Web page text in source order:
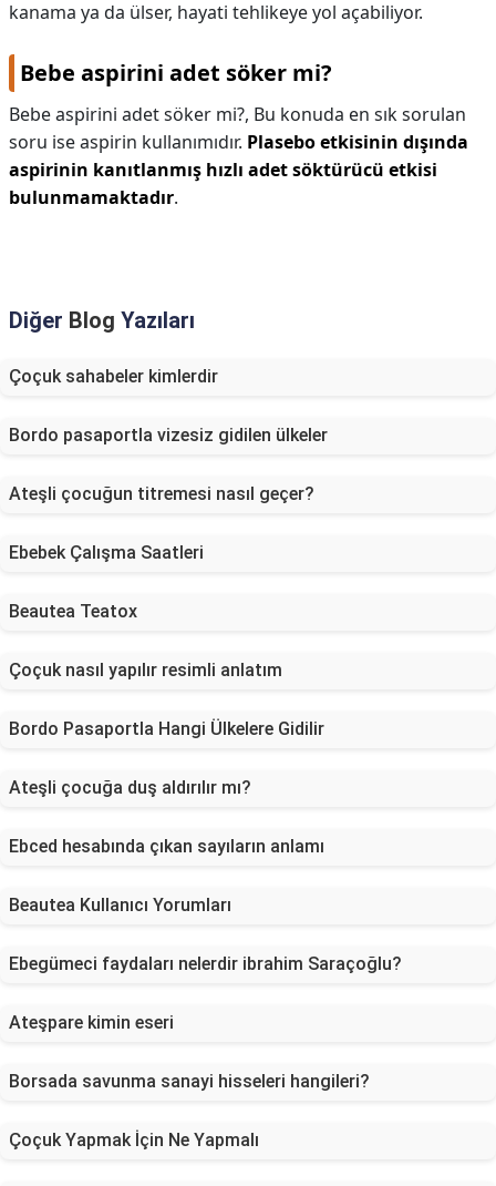
kanama ya da ülser, hayati tehlikeye yol açabiliyor.
Bebe aspirini adet söker mi?
Bebe aspirini adet söker mi?, Bu konuda en sık sorulan
soru ise aspirin kullanımıdır. Plasebo etkisinin dışında
aspirinin kanıtlanmış hızlı adet söktürücü etkisi
bulunmamaktadır.
Diğer Blog Yazıları
Çoçuk sahabeler kimlerdir
Bordo pasaportla vizesiz gidilen ülkeler
Ateşli çocuğun titremesi nasıl geçer?
Ebebek Çalışma Saatleri
Beautea Teatox
Çoçuk nasıl yapılır resimli anlatım
Bordo Pasaportla Hangi Ülkelere Gidilir
Ateşli çocuğa duş aldırılır mı?
Ebced hesabında çıkan sayıların anlamı
Beautea Kullanıcı Yorumları
Ebegümeci faydaları nelerdir ibrahim Saraçoğlu?
Ateşpare kimin eseri
Borsada savunma sanayi hisseleri hangileri?
Çoçuk Yapmak İçin Ne Yapmalı